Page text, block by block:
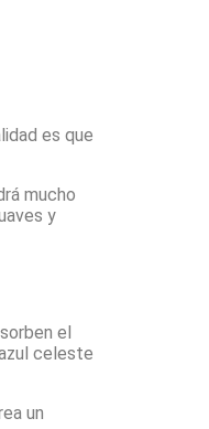
es que
mucho
y
el
celeste
un